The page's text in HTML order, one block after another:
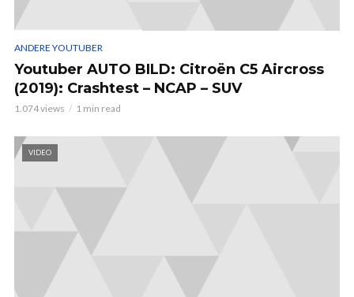
ANDERE YOUTUBER
Youtuber AUTO BILD: Citroën C5 Aircross
(2019): Crashtest – NCAP – SUV
1.074 views 1 min read
VIDEO